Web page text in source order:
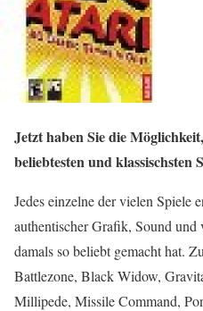
Jetzt haben Sie die
beliebtesten und klassischsten
Jedes einzelne der vielen Spiele
authentischer Grafik, Sound
damals so beliebt gemacht hat.
Battlezone, Black Widow,
Millipede, Missile Command,